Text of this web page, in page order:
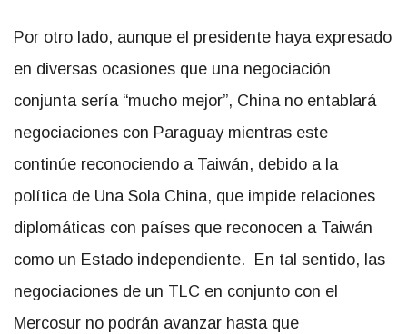
Por otro lado, aunque el presidente haya expresado
en diversas ocasiones que una negociación
conjunta sería “mucho mejor”, China no entablará
negociaciones con Paraguay mientras este
continúe reconociendo a Taiwán, debido a la
política de Una Sola China, que impide relaciones
diplomáticas con países que reconocen a Taiwán
como un Estado independiente. En tal sentido, las
negociaciones de un TLC en conjunto con el
Mercosur no podrán avanzar hasta que